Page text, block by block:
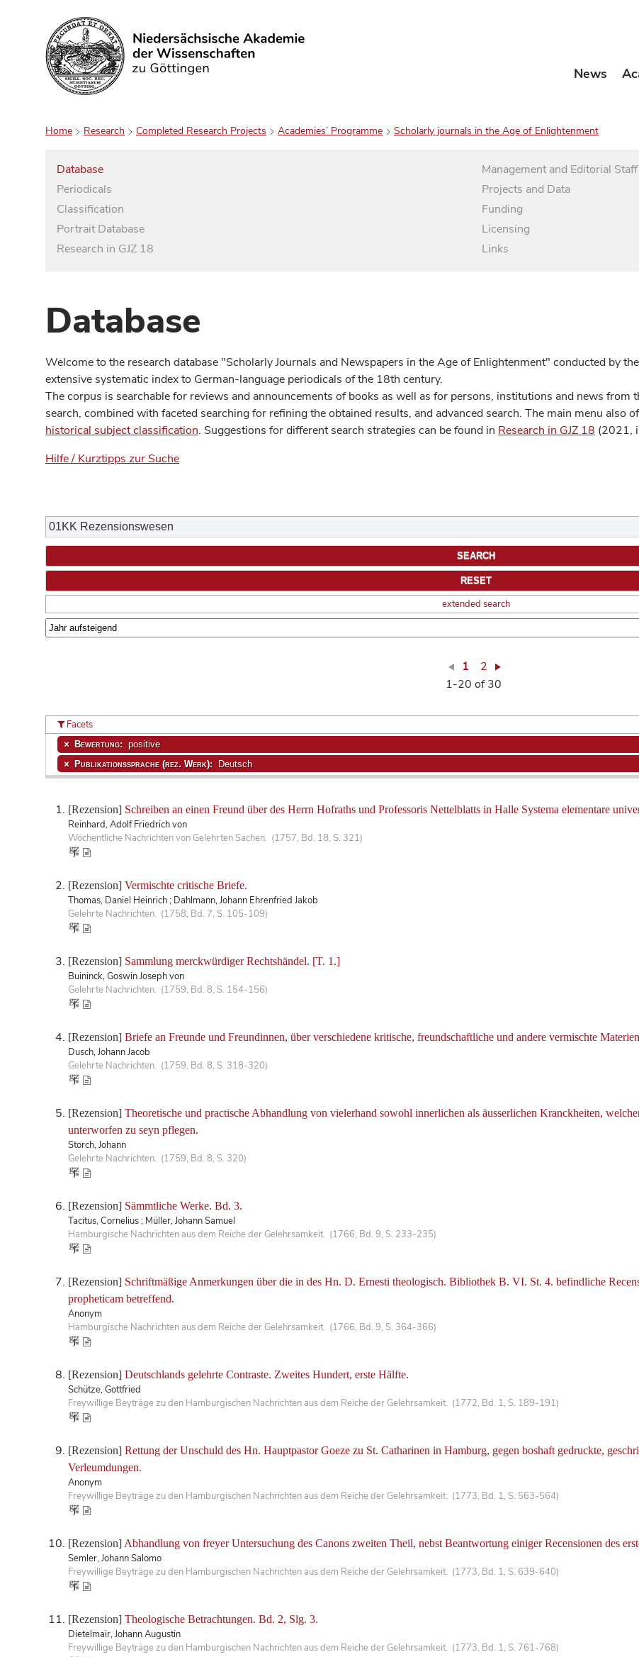
Search News
Home Research Completed Research Projects Academies’ Programme Scholarly journals in the Age of Enlightenment
Database
Periodicals
Classification
Portrait Database
Research in GJZ 18
Management and Editorial Staff
Projects and Data
Funding
Licensing
Links
Database
Welcome to the research database "Scholarly Journals and Newspapers in the Age of Enlightenment" conducted by
extensive systematic index to German-language periodicals of the 18th century.
The corpus is searchable for reviews and announcements of books as well as for persons, institutions and news from
search, combined with faceted searching for refining the obtained results, and advanced search. The main menu also
historical subject classification. Suggestions for different search strategies can be found in Research in GJZ 18 (2021,
Hilfe / Kurztipps zur Suche
extended search
1
2
1-20 of 30
[Rezension] Schreiben an einen Freund über des Herrn Hofraths und Professoris Nettelblatts in Halle Systema elementare
Reinhard, Adolf Friedrich von
Wöchentliche Nachrichten von Gelehrten Sachen. (1757, Bd. 18, S. 321)
[Rezension] Vermischte critische Briefe.
Thomas, Daniel Heinrich ; Dahlmann, Johann Ehrenfried Jakob
Gelehrte Nachrichten. (1758, Bd. 7, S. 105-109)
[Rezension] Sammlung merckwürdiger Rechtshändel. [T. 1.]
Buininck, Goswin Joseph von
Gelehrte Nachrichten. (1759, Bd. 8, S. 154-156)
[Rezension] Briefe an Freunde und Freundinnen, über verschiedene kritische, freundschaftliche und andere vermischte
Dusch, Johann Jacob
Gelehrte Nachrichten. (1759, Bd. 8, S. 318-320)
[Rezension] Theoretische und practische Abhandlung von vielerhand sowohl innerlichen als äusserlichen Kranckheiten,
unterworfen zu seyn pflegen.
Storch, Johann
Gelehrte Nachrichten. (1759, Bd. 8, S. 320)
[Rezension] Sämmtliche Werke. Bd. 3.
Tacitus, Cornelius ; Müller, Johann Samuel
Hamburgische Nachrichten aus dem Reiche der Gelehrsamkeit. (1766, Bd. 9, S. 233-235)
[Rezension] Schriftmäßige Anmerkungen über die in des Hn. D. Ernesti theologisch. Bibliothek B. VI. St. 4. befindliche
propheticam betreffend.
Anonym
Hamburgische Nachrichten aus dem Reiche der Gelehrsamkeit. (1766, Bd. 9, S. 364-366)
[Rezension] Deutschlands gelehrte Contraste. Zweites Hundert, erste Hälfte.
Schütze, Gottfried
Freywillige Beyträge zu den Hamburgischen Nachrichten aus dem Reiche der Gelehrsamkeit. (1772, Bd. 1, S. 189-191)
[Rezension] Rettung der Unschuld des Hn. Hauptpastor Goeze zu St. Catharinen in Hamburg, gegen boshaft gedruckte,
Verleumdungen.
Anonym
Freywillige Beyträge zu den Hamburgischen Nachrichten aus dem Reiche der Gelehrsamkeit. (1773, Bd. 1, S. 563-564)
[Rezension] Abhandlung von freyer Untersuchung des Canons zweiten Theil, nebst Beantwortung einiger Recensionen des
Semler, Johann Salomo
Freywillige Beyträge zu den Hamburgischen Nachrichten aus dem Reiche der Gelehrsamkeit. (1773, Bd. 1, S. 639-640)
[Rezension] Theologische Betrachtungen. Bd. 2, Slg. 3.
Dietelmair, Johann Augustin
Freywillige Beyträge zu den Hamburgischen Nachrichten aus dem Reiche der Gelehrsamkeit. (1773, Bd. 1, S. 761-768)
Facets
Bewertung: positive
Publikationssprache (rez. Werk): Deutsch